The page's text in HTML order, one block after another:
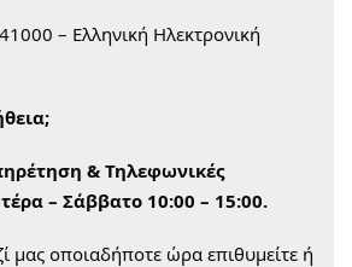
– Ελληνική Ηλεκτρονική
& Τηλεφωνικές
– Σάββατο 10:00 – 15:00.
μας οποιαδήποτε ώρα επιθυμείτε ή